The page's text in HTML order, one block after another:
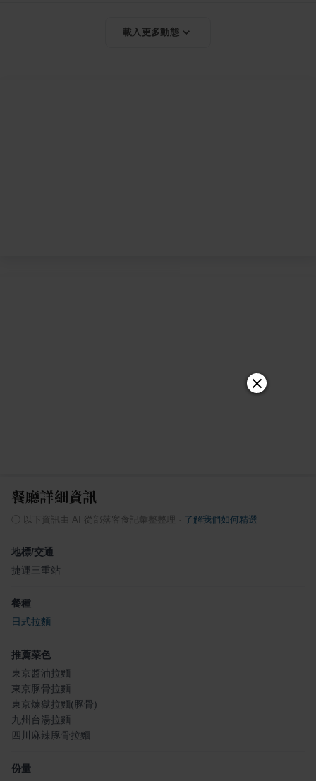
載入更多動態
餐廳詳細資訊
以下資訊由 AI 從部落客食記彙整整理 了解我們如何精選
地標/交通
捷運三重站
餐種
日式拉麵
推薦菜色
東京醬油拉麵
東京豚骨拉麵
東京煉獄拉麵(豚骨)
九州台湯拉麵
四川麻辣豚骨拉麵
份量